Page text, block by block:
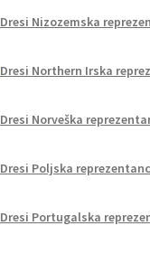
Dresi Nizozemska
Dresi Northern Irska
Dresi Norveška
Dresi Poljska
Dresi Portugalska